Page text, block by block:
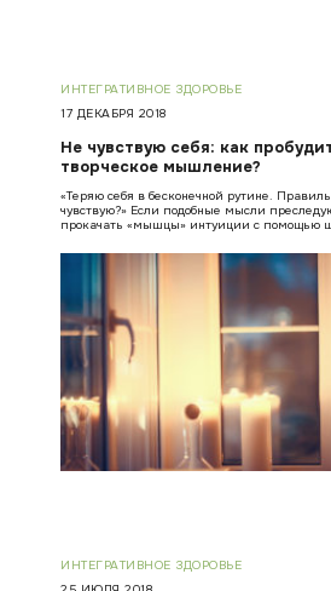
ИНТЕГРАТИВНОЕ ЗДОРОВЬЕ
17 ДЕКАБРЯ 2018
Не чувствую себя: как
творческое мышление?
«Теряю себя в бесконечной рутине.
чувствую?» Если подобные мысли
прокачать «мышцы» интуиции с помощью
ИНТЕГРАТИВНОЕ ЗДОРОВЬЕ